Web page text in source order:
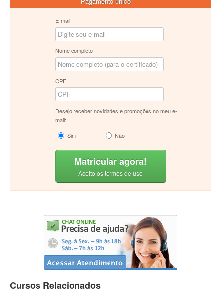
E-mail
Nome completo
CPF
Desejo receber novidades e promoções no meu e-
mail:
Sim
Não
Matricular agora!
Aceito os termos de uso
Cursos Relacionados